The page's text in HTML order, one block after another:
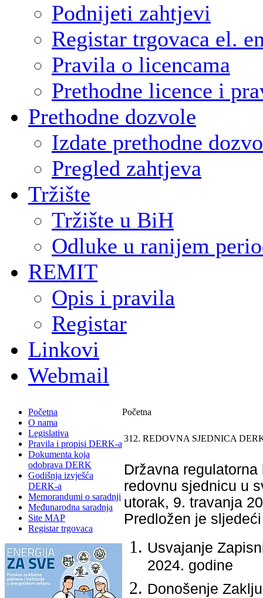
Podnijeti zahtjevi
Registar trgovaca el.
Pravila o licencama
Prethodne licence i
Prethodne dozvole
Izdate prethodne
Pregled zahtjeva
Tržište
Tržište u BiH
Odluke u ranijem
REMIT
Opis i pravila
Registar
Linkovi
Webmail
Početna
O nama
Legislativa
Pravila i propisi DERK-a
Dokumenta koja
odobrava DERK
Godišnja izvješća
DERK-a
Memorandumi o saradnji
Međunarodna saradnja
Site MAP
Registar trgovaca
Početna
312. REDOVNA SJEDNICA
Državna
redovnu sjednicu u
utorak, 9. travanja
Predložen je
Usvajanje
2024. godine
Donošenje